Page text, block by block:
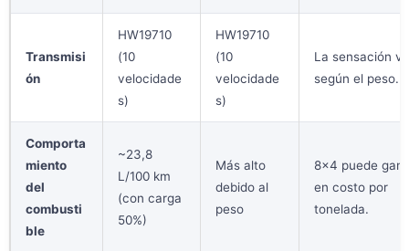
Transmisi
ón
HW19710
(10
velocidade
s)
HW19710
(10
velocidade
s)
La sensación
según el peso.
Comporta
miento
del
combusti
ble
~23,8
L/100 km
(con carga
50%)
Más alto
debido al
peso
8×4 puede
en costo por
tonelada.